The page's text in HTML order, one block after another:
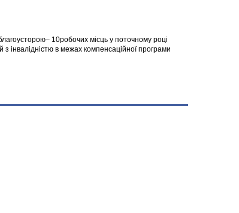
10робочих місць у поточному році
в межах компенсаційної програми